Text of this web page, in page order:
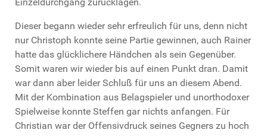
Dieser begann wieder sehr erfreulich für uns, denn nicht
nur Christoph konnte seine Partie gewinnen, auch Rainer
hatte das glücklichere Händchen als sein Gegenüber.
Somit waren wir wieder bis auf einen Punkt dran. Damit
war dann aber leider Schluß für uns an diesem Abend.
Mit der Kombination aus Belagspieler und unorthodoxer
Spielweise konnte Steffen gar nichts anfangen. Für
Christian war der Offensivdruck seines Gegners zu hoch